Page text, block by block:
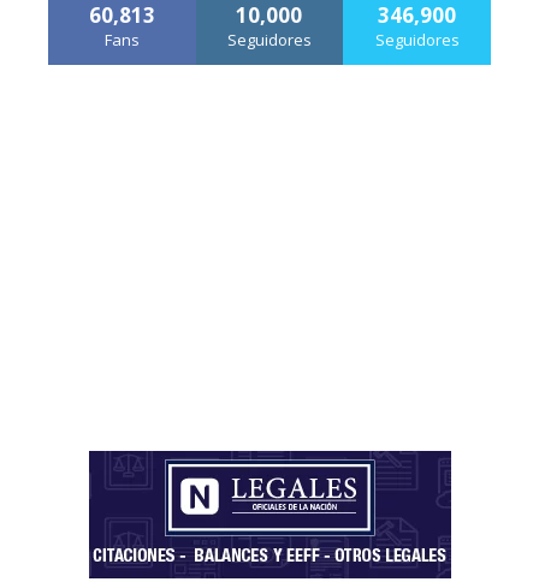
60,813
Fans
10,000
Seguidores
346,900
Seguidores